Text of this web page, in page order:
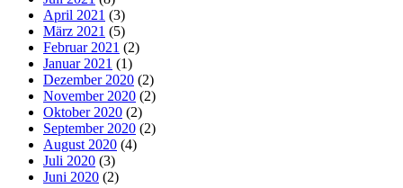
April 2021 (3)
März 2021 (5)
Februar 2021 (2)
Januar 2021 (1)
Dezember 2020 (2)
November 2020 (2)
Oktober 2020 (2)
September 2020 (2)
August 2020 (4)
Juli 2020 (3)
Juni 2020 (2)